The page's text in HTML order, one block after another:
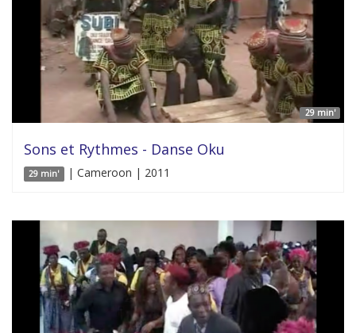
29 min'
Sons et Rythmes - Danse Oku
29 min' | Cameroon | 2011